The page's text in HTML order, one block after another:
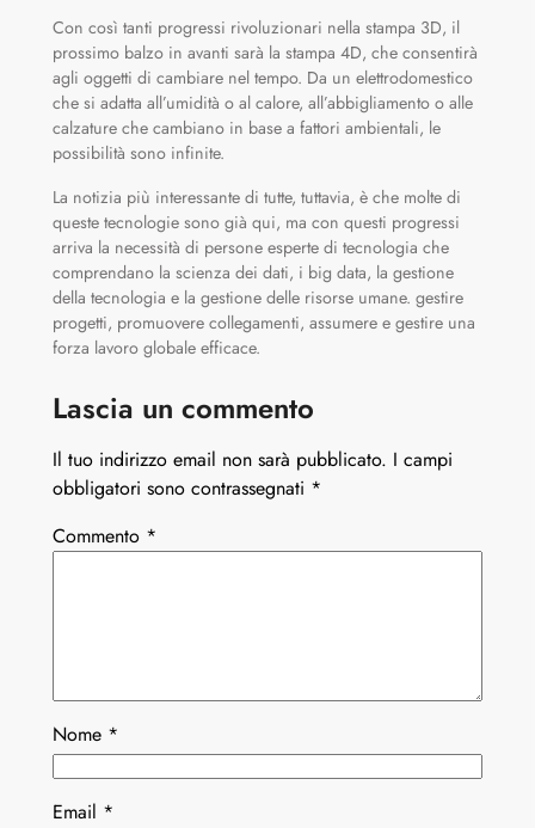
Con così tanti progressi rivoluzionari nella stampa 3D, il
prossimo balzo in avanti sarà la stampa 4D, che consentirà
agli oggetti di cambiare nel tempo. Da un elettrodomestico
che si adatta all’umidità o al calore, all’abbigliamento o alle
calzature che cambiano in base a fattori ambientali, le
possibilità sono infinite.
La notizia più interessante di tutte, tuttavia, è che molte di
queste tecnologie sono già qui, ma con questi progressi
arriva la necessità di persone esperte di tecnologia che
comprendano la scienza dei dati, i big data, la gestione
della tecnologia e la gestione delle risorse umane. gestire
progetti, promuovere collegamenti, assumere e gestire una
forza lavoro globale efficace.
Lascia un commento
Il tuo indirizzo email non sarà pubblicato. I campi
obbligatori sono contrassegnati *
Commento *
Nome *
Email *